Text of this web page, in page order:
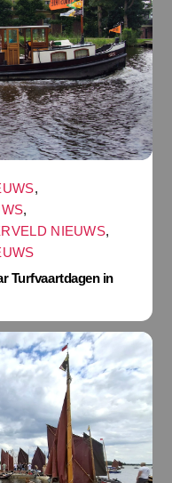
,
,
NIEUWS,
Turfvaartdagen in